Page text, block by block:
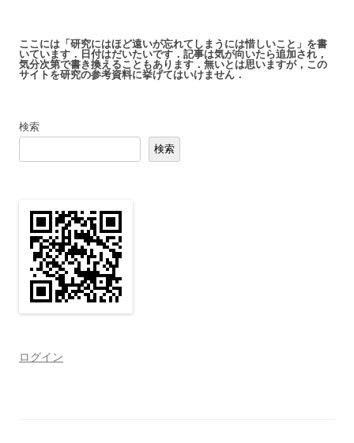
ここには「研究にはほど遠いが忘れてしまうには惜しいこと」を書
いています．日付はだいたいです．記事は気が向いたら追加され，
気分次第で書き換えることもあります．無いとは思いますが，この
サイトを研究の参考資料に挙げてはいけません．
検索
検索
ログイン